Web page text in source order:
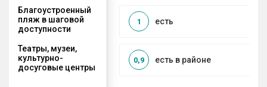
Благоустроенный
пляж в шаговой
доступности
есть
1
Театры, музеи,
культурно-
досуговые центры
есть в районе
0,9